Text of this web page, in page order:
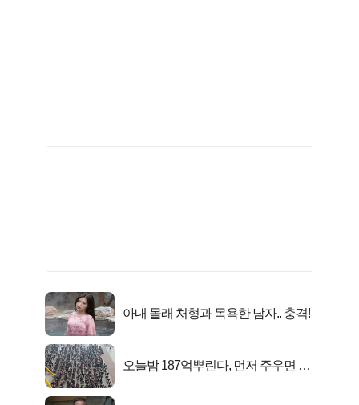
아내 몰래 처형과 목욕한 남자.. 충격!
오늘밤 187억뿌린다, 먼저 주우면 최